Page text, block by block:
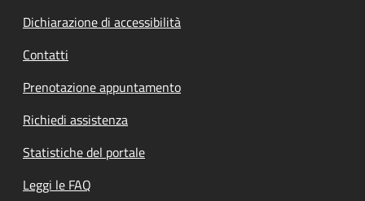
Dichiarazione di accessibilità
Contatti
Prenotazione appuntamento
Richiedi assistenza
Statistiche del portale
Leggi le FAQ